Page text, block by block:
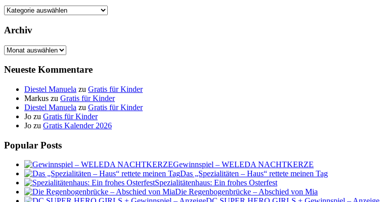
Kategorien
Archiv
Archiv
Neueste Kommentare
Diestel Manuela zu Gratis für Kinder
Markus zu Gratis für Kinder
Diestel Manuela zu Gratis für Kinder
Jo zu Gratis für Kinder
Jo zu Gratis Kalender 2026
Popular Posts
Gewinnspiel – WELEDA NACHTKERZE
Das „Spezialitäten – Haus“ rettete meinen Tag
Spezialitätenhaus: Ein frohes Osterfest
Die Regenbogenbrücke – Abschied von Mia